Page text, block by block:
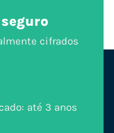
cifrados
até 3 anos